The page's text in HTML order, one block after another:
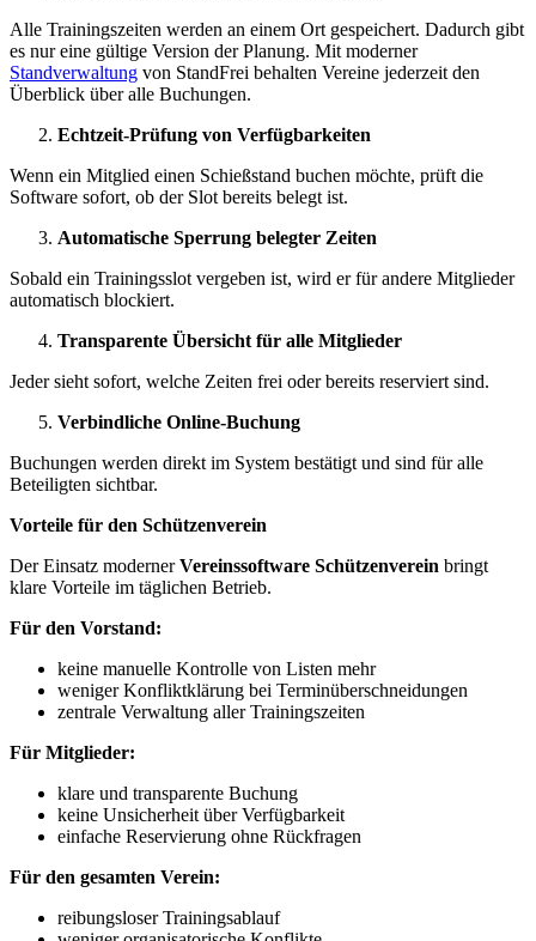
Alle Trainingszeiten werden an einem Ort gespeichert. Dadurch gibt
es nur eine gültige Version der Planung. Mit moderner
Standverwaltung von StandFrei behalten Vereine jederzeit den
Überblick über alle Buchungen.
Echtzeit-Prüfung von Verfügbarkeiten
Wenn ein Mitglied einen Schießstand buchen möchte, prüft die
Software sofort, ob der Slot bereits belegt ist.
Automatische Sperrung belegter Zeiten
Sobald ein Trainingsslot vergeben ist, wird er für andere Mitglieder
automatisch blockiert.
Transparente Übersicht für alle Mitglieder
Jeder sieht sofort, welche Zeiten frei oder bereits reserviert sind.
Verbindliche Online-Buchung
Buchungen werden direkt im System bestätigt und sind für alle
Beteiligten sichtbar.
Vorteile für den Schützenverein
Der Einsatz modernerVereinssoftware Schützenverein bringt
klare Vorteile im täglichen Betrieb.
Für den Vorstand:
keine manuelle Kontrolle von Listen mehr
weniger Konfliktklärung bei Terminüberschneidungen
zentrale Verwaltung aller Trainingszeiten
Für Mitglieder:
klare und transparente Buchung
keine Unsicherheit über Verfügbarkeit
einfache Reservierung ohne Rückfragen
Für den gesamten Verein:
reibungsloser Trainingsablauf